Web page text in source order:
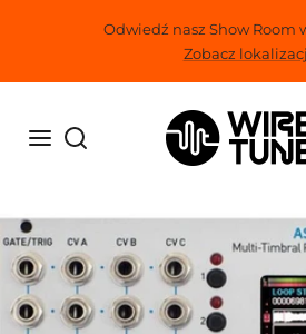
Odwiedź nasz Show Room
Zobacz